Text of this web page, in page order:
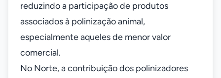
reduzindo a participação de produtos
associados à polinização animal,
especialmente aqueles de menor valor
comercial.
No Norte, a contribuição dos polinizadores